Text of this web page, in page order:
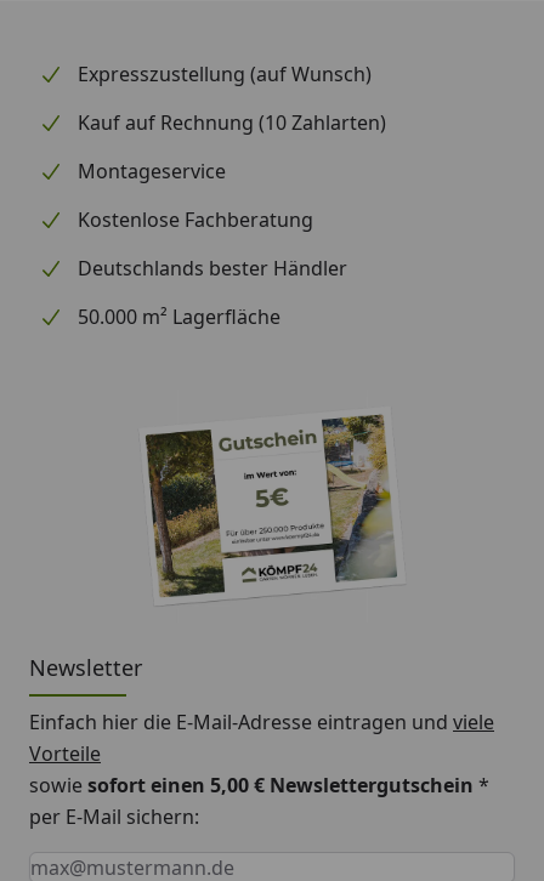
Expresszustellung (auf Wunsch)
Kauf auf Rechnung (10 Zahlarten)
Montageservice
Kostenlose Fachberatung
Deutschlands bester Händler
50.000 m² Lagerfläche
Newsletter
Einfach hier die E-Mail-Adresse eintragen und viele
Vorteile
sowiesofort einen 5,00 € Newslettergutschein *
per E-Mail sichern:
Keine Eingabe erforderlich
Eingabe erforderlich
E-Mail *